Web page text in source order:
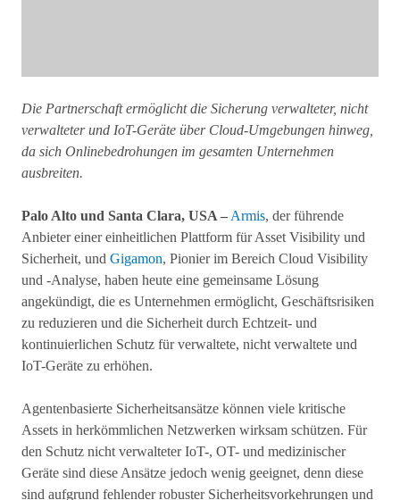
Die Partnerschaft ermöglicht die Sicherung verwalteter, nicht
verwalteter und IoT-Geräte über Cloud-Umgebungen hinweg,
da sich Onlinebedrohungen im gesamten Unternehmen
ausbreiten.
Palo Alto und Santa Clara, USA – Armis, der führende
Anbieter einer einheitlichen Plattform für Asset Visibility und
Sicherheit, und Gigamon, Pionier im Bereich Cloud Visibility
und -Analyse, haben heute eine gemeinsame Lösung
angekündigt, die es Unternehmen ermöglicht, Geschäftsrisiken
zu reduzieren und die Sicherheit durch Echtzeit- und
kontinuierlichen Schutz für verwaltete, nicht verwaltete und
IoT-Geräte zu erhöhen.
Agentenbasierte Sicherheitsansätze können viele kritische
Assets in herkömmlichen Netzwerken wirksam schützen. Für
den Schutz nicht verwalteter IoT-, OT- und medizinischer
Geräte sind diese Ansätze jedoch wenig geeignet, denn diese
sind aufgrund fehlender robuster Sicherheitsvorkehrungen und